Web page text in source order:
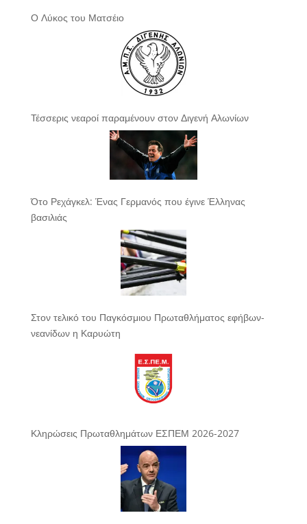
Ο Λύκος του Ματσέιο
Τέσσερις νεαροί παραμένουν στον Διγενή Αλωνίων
Ότο Ρεχάγκελ: Ένας Γερμανός που έγινε Έλληνας
βασιλιάς
Στον τελικό του Παγκόσμιου Πρωταθλήματος εφήβων-
νεανίδων η Καρυώτη
Κληρώσεις Πρωταθλημάτων ΕΣΠΕΜ 2026-2027